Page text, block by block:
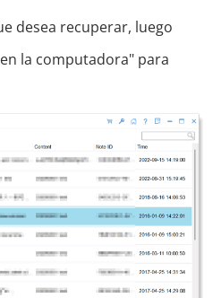
desea recuperar, luego
la computadora" para